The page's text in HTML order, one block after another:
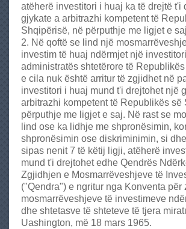
atëherë investitori i huaj ka të drejtë t'i
gjykate a arbitrazhi kompetent të
Shqipërisë, në përputhje me ligjet e
2. Në qoftë se lind një
investim të huaj ndërmjet një
administratës shtetërore të
e cila nuk është arritur të zgjidhet në
investitori i huaj mund t'i drejtohet një
arbitrazhi kompetent të Republikës së
përputhje me ligjet e saj. Në rast se
lind ose ka lidhje me shpronësimin,
shpronësimin ose diskriminimin, si
sipas nenit 7 të këtij ligji, atëherë
mund t'i drejtohet edhe Qendrës
Zgjidhjen e Mosmarrëveshjeve të
("Qendra") e ngritur nga Konventa për
mosmarrëveshjeve të investimeve
dhe shtetasve të shteteve të tjera
Uashington, më 18 mars 1965.